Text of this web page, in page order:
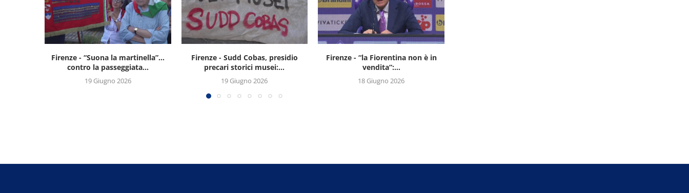
Firenze - “Suona la martinella”…
contro la passeggiata...
19 Giugno 2026
Firenze - Sudd Cobas, presidio
precari storici musei:...
19 Giugno 2026
Firenze - “la Fiorentina non è in
vendita”:...
18 Giugno 2026